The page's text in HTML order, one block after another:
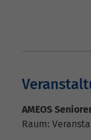
AMEOS
Raum: